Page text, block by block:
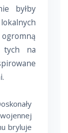
byłby
tych na
bryluje